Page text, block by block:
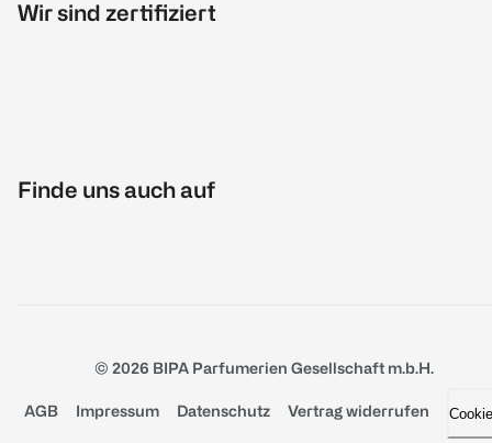
Wir sind zertifiziert
Finde uns auch auf
© 2026 BIPA Parfumerien Gesellschaft m.b.H.
AGB Impressum Datenschutz Vertrag widerrufen